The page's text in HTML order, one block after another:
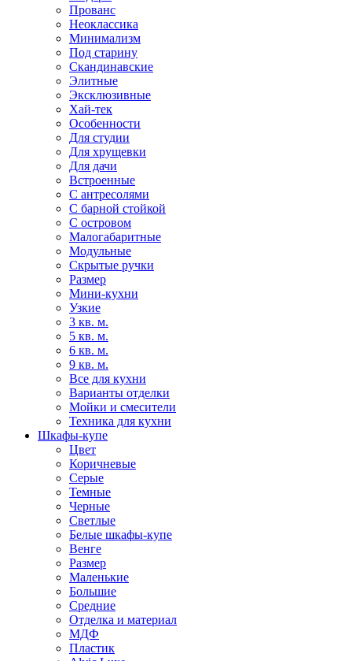
Прованс
Неоклассика
Минимализм
Под старину
Скандинавские
Элитные
Эксклюзивные
Хай-тек
Особенности
Для студии
Для хрущевки
Для дачи
Встроенные
С антресолями
С барной стойкой
С островом
Малогабаритные
Модульные
Скрытые ручки
Размер
Мини-кухни
Узкие
3 кв. м.
5 кв. м.
6 кв. м.
9 кв. м.
Все для кухни
Варианты отделки
Мойки и смесители
Техника для кухни
Шкафы-купе
Цвет
Коричневые
Серые
Темные
Черные
Светлые
Белые шкафы-купе
Венге
Размер
Маленькие
Большие
Средние
Отделка и материал
МДФ
Пластик